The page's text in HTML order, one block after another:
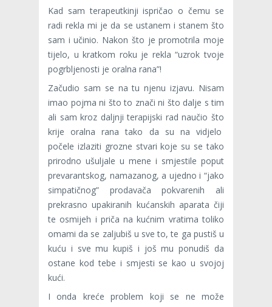
Kad sam terapeutkinji ispričao o čemu se
radi rekla mi je da se ustanem i stanem što
sam i učinio. Nakon što je promotrila moje
tijelo, u kratkom roku je rekla “uzrok tvoje
pogrbljenosti je oralna rana”!
Začudio sam se na tu njenu izjavu. Nisam
imao pojma ni što to znači ni što dalje s tim
ali sam kroz daljnji terapijski rad naučio što
krije oralna rana tako da su na vidjelo
počele izlaziti grozne stvari koje su se tako
prirodno ušuljale u mene i smjestile poput
prevarantskog, namazanog, a ujedno i “jako
simpatičnog” prodavača pokvarenih ali
prekrasno upakiranih kućanskih aparata čiji
te osmijeh i priča na kućnim vratima toliko
omami da se zaljubiš u sve to, te ga pustiš u
kuću i sve mu kupiš i još mu ponudiš da
ostane kod tebe i smjesti se kao u svojoj
kući.
I onda kreće problem koji se ne može